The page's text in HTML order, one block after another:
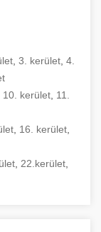
3. kerület 4.
10. kerület, 11.
16. kerület
22.kerület